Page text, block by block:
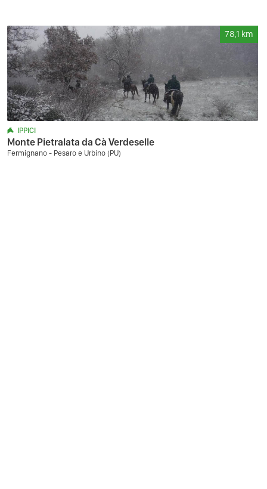
78,1 km
IPPICI
Monte Pietralata da Cà Verdeselle
Fermignano - Pesaro e Urbino (PU)